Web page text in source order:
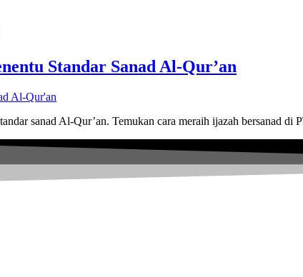
Standar Sanad Al-Qur’an
sanad Al-Qur’an. Temukan cara meraih ijazah bersanad di